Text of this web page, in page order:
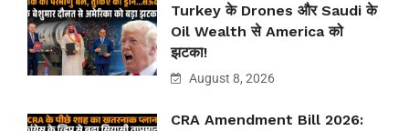
Turkey के Drones और Saudi के
Oil Wealth से America को
झटका!
August 8, 2026
CRA Amendment Bill 2026: